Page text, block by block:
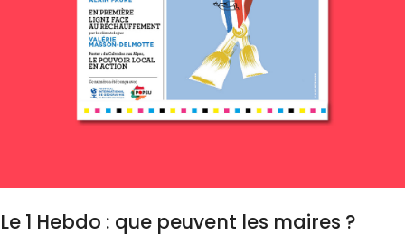
Le 1 Hebdo : que peuvent les maires ?